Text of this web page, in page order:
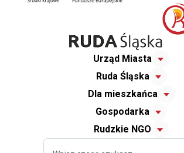
Urząd Miasta
Ruda Śląska
Dla mieszkańca
Gospodarka
Rudzkie NGO